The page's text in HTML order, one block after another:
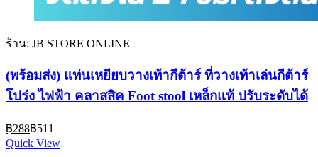
ร้าน: JB STORE ONLINE
(พร้อมส่ง) แท่นเหยียบวางเท้ากีต้าร์ ที่วางเท้าเล่นกีต้าร์
โปร่ง ไฟฟ้า คลาสสิค Foot stool เหล็กแท้ ปรับระดับได้
฿288Current
price
is:
฿511
was:
Quick View